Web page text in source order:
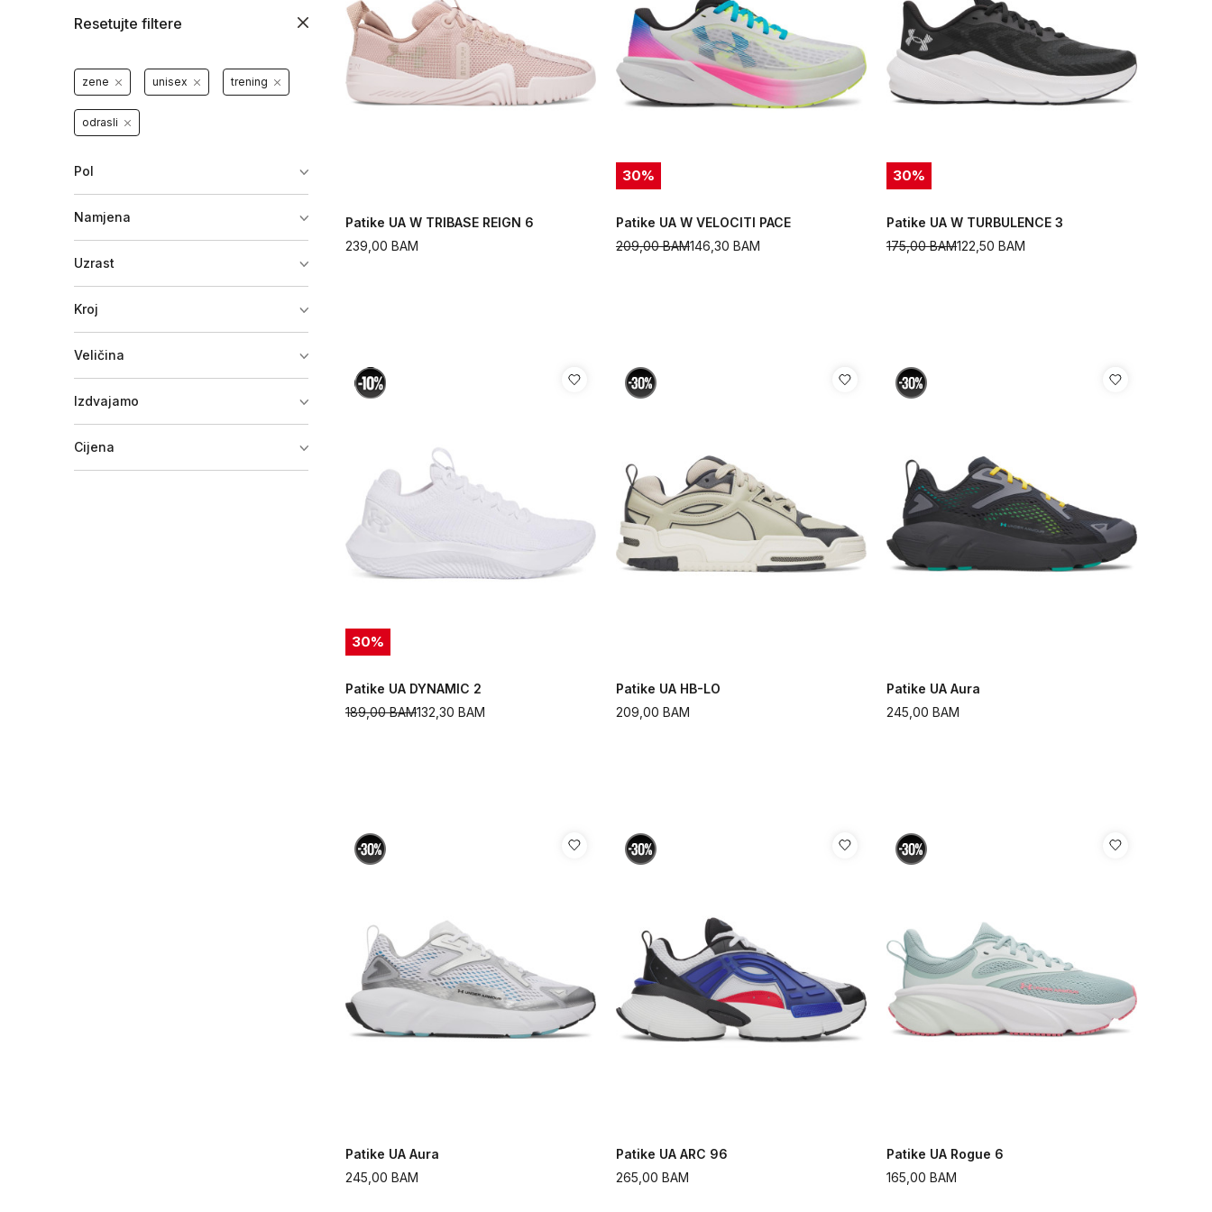
Resetujte filtere
zene unisex trening
odrasli
Pol
Namjena
Uzrast
Kroj
Veličina
Izdvajamo
Cijena
Patike UA W TRIBASE REIGN 6
239,00 BAM
30%
Patike UA W VELOCITI PACE
146,30 BAM
209,00BAM
30%
Patike UA W TURBULENCE 3
122,50 BAM
175,00BAM
30%
Patike UA DYNAMIC 2
132,30 BAM
189,00BAM
Patike UA HB-LO
209,00 BAM
Patike UA Aura
245,00 BAM
Patike UA Aura
245,00 BAM
Patike UA ARC 96
265,00 BAM
Patike UA Rogue 6
165,00 BAM